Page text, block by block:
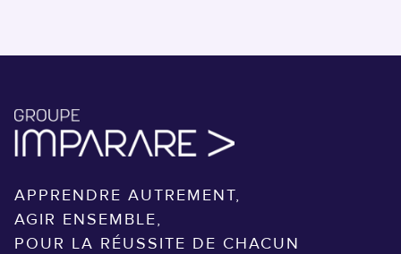
APPRENDRE AUTREMENT,
AGIR ENSEMBLE,
POUR LA RÉUSSITE DE CHACUN